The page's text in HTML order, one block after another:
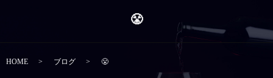
😤
HOME ブログ 😤